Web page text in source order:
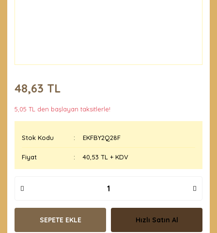
48,63 TL
5,05 TL den başlayan taksitlerle!
Stok Kodu EKFBY2Q28F
Fiyat 40,53 TL + KDV
SEPETE EKLE Hızlı Satın Al